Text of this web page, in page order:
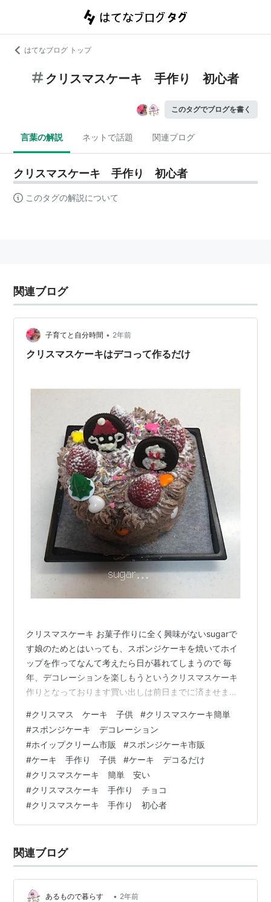
はてなブログ トップ
クリスマスケーキ 手作り 初心者
このタグでブログを書く
言葉の解説 ネットで話題 関連ブログ
クリスマスケーキ 手作り 初心者
このタグの解説について
関連ブログ
子育てと自分時間 • 2年前
クリスマスケーキはデコって作るだけ
クリスマスケーキ お菓子作りに全く興味がないsugarで
す娘のためとはいっても、スポンジケーキを焼いてホイ
ップを作ってなんて考えたら日が暮れてしまうので 毎
年、デコレーションを楽しもうというクリスマスケーキ
作りとなっております買い出しは前日までに済ませまし
出し品 スーパーでの買い出し品 娘流、ケーキのイメージ
を描く ケーキ皿は蕎麦の皿 いちごカットする ホイップ&
サンドする オレオに絵を描いた トッピングする ケーキ
完成 最後に セリアでの買い出し品 デコレーション用に
セリアでカラースプレーやトッピングを娘のチョイスで
買いました ショートケー…
#クリスマス ケーキ 子供 #クリスマスケーキ簡単
#スポンジケーキ デコレーション
#ホイップクリーム市販 #スポンジケーキ市販
#ケーキ 手作り 子供 #ケーキ デコるだけ
#クリスマスケーキ 簡単 安い
#クリスマスケーキ 手作り チョコ
#クリスマスケーキ 手作り 初心者
関連ブログ
あるもので暮らす • 2年前